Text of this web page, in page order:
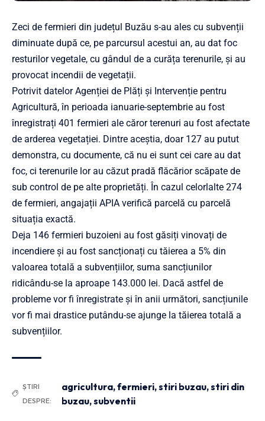
Zeci de fermieri din județul Buzău s-au ales cu subvenții
diminuate după ce, pe parcursul acestui an, au dat foc
resturilor vegetale, cu gândul de a curăța terenurile, și au
provocat incendii de vegetații.
Potrivit datelor Agenției de Plăți și Intervenție pentru
Agricultură, în perioada ianuarie-septembrie au fost
înregistrați 401 fermieri ale căror terenuri au fost afectate
de arderea vegetației. Dintre aceștia, doar 127 au putut
demonstra, cu documente, că nu ei sunt cei care au dat
foc, ci terenurile lor au căzut pradă flăcărior scăpate de
sub control de pe alte proprietăți. În cazul celorlalte 274
de fermieri, angajații APIA verifică parcelă cu parcelă
situația exactă.
Deja 146 fermieri buzoieni au fost găsiți vinovați de
incendiere și au fost sancționați cu tăierea a 5% din
valoarea totală a subvențiilor, suma sancțiunilor
ridicându-se la aproape 143.000 lei. Dacă astfel de
probleme vor fi înregistrate și în anii următori, sancțiunile
vor fi mai drastice putându-se ajunge la tăierea totală a
subvențiilor.
ȘTIRI
DESPRE:
agricultura,fermieri,stiri buzau,stiri din
buzau,subventii